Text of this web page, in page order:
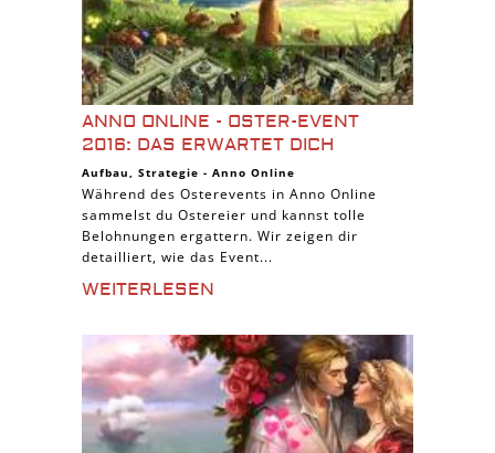
ANNO ONLINE - OSTER-EVENT
2016: DAS ERWARTET DICH
Aufbau, Strategie - Anno Online
Während des Osterevents in Anno Online
sammelst du Ostereier und kannst tolle
Belohnungen ergattern. Wir zeigen dir
detailliert, wie das Event...
WEITERLESEN